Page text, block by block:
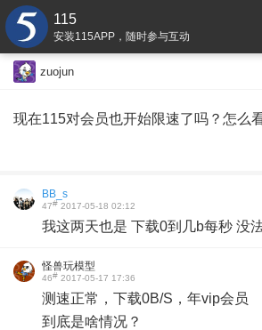
115
安装115APP，随时参与互动
zuojun
现在115对会员也开始限速了吗？怎么
BB_s
47# 2017-05-18 02:12
我这两天也是 下载0到几b每秒 没
怪兽玩模型
46# 2017-05-17 17:36
测速正常，下载0B/S，年vip会员
到底是啥情况？